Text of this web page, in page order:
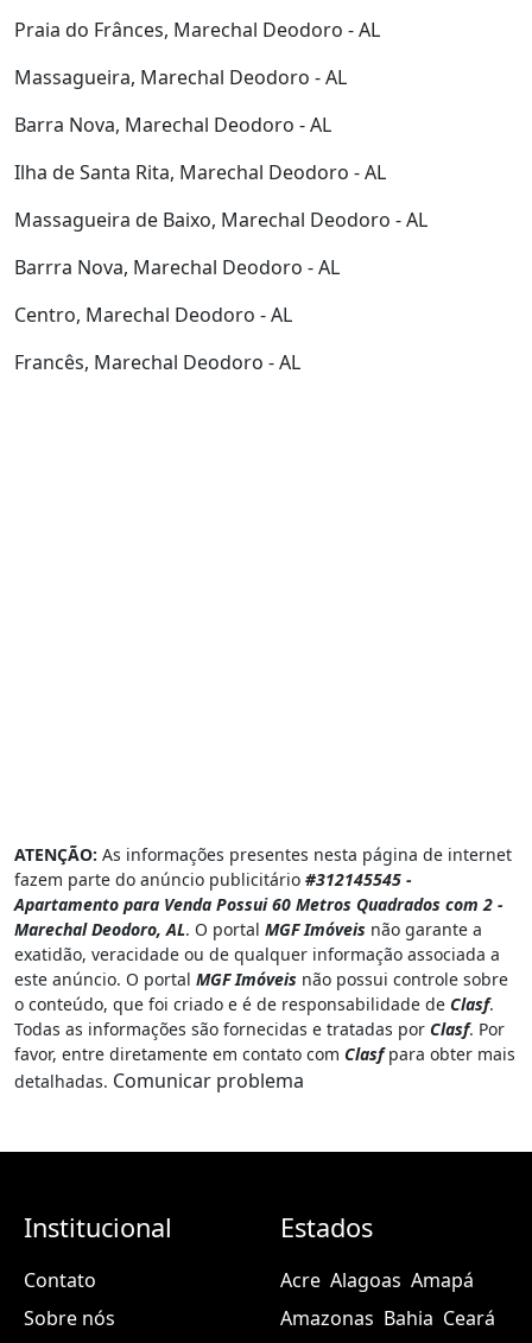
Praia do Frânces, Marechal Deodoro - AL
Massagueira, Marechal Deodoro - AL
Barra Nova, Marechal Deodoro - AL
Ilha de Santa Rita, Marechal Deodoro - AL
Massagueira de Baixo, Marechal Deodoro - AL
Barrra Nova, Marechal Deodoro - AL
Centro, Marechal Deodoro - AL
Francês, Marechal Deodoro - AL
ATENÇÃO: As informações presentes nesta página de internet
fazem parte do anúncio publicitário #312145545 -
Apartamento para Venda Possui 60 Metros Quadrados com 2 -
Marechal Deodoro, AL. O portal MGF Imóveis não garante a
exatidão, veracidade ou de qualquer informação associada a
este anúncio. O portal MGF Imóveis não possui controle sobre
o conteúdo, que foi criado e é de responsabilidade de Clasf.
Todas as informações são fornecidas e tratadas por Clasf. Por
favor, entre diretamente em contato com Clasfpara obter mais
detalhadas. Comunicar problema
Institucional
Contato
Sobre nós
Estados
Acre Alagoas Amapá
Amazonas Bahia Ceará